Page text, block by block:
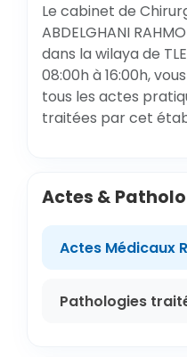
Le cabinet de
ABDELGHANI
dans la wilaya de
08:00h à 16:00h,
tous les actes
traitées par cet
Actes &
Actes Médicaux
Pathologies